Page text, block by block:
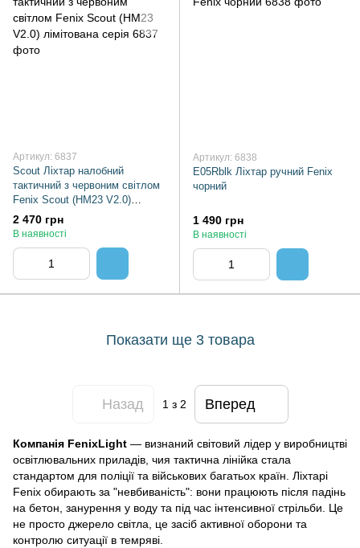
Артикул: 6837
Scout Ліхтар налобний
тактичний з червоним світлом
Fenix Scout (HM23 V2.0)
лімітована серія
2 470 грн
В наявності
Артикул: 6838
E05Rblk Ліхтар ручний Fenix
чорний
1 490 грн
В наявності
Показати ще 3 товара
Назад 1з 2 Вперед
Компанія FenixLight — визнаний світовий лідер у виробництві
освітлювальних приладів, чия тактична лінійка стала
стандартом для поліції та військових багатьох країн. Ліхтарі
Fenix обирають за "невбиваність": вони працюють після падінь
на бетон, занурення у воду та під час інтенсивної стрільби. Це
не просто джерело світла, це засіб активної оборони та
контролю ситуації в темряві.